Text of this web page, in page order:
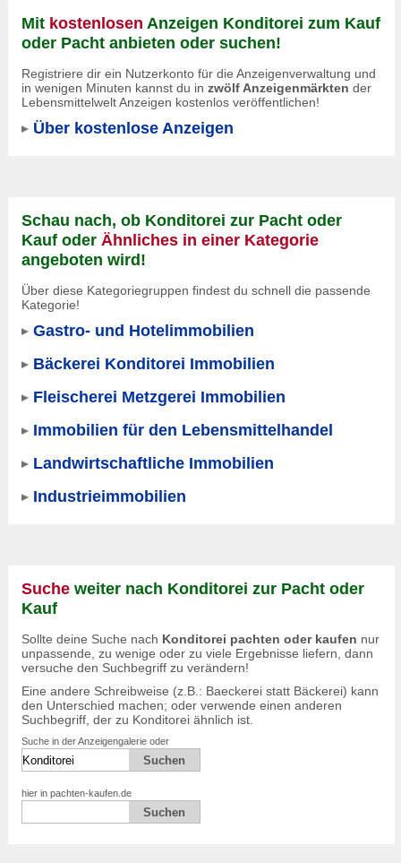
Mit kostenlosen Anzeigen Konditorei zum Kauf
oder Pacht anbieten oder suchen!
Registriere dir ein Nutzerkonto für die Anzeigenverwaltung und
in wenigen Minuten kannst du in zwölf Anzeigenmärkten der
Lebensmittelwelt Anzeigen kostenlos veröffentlichen!
Über kostenlose Anzeigen
Schau nach, ob Konditorei zur Pacht oder
Kauf oder Ähnliches in einer Kategorie
angeboten wird!
Über diese Kategoriegruppen findest du schnell die passende
Kategorie!
Gastro- und Hotelimmobilien
Bäckerei Konditorei Immobilien
Fleischerei Metzgerei Immobilien
Immobilien für den Lebensmittelhandel
Landwirtschaftliche Immobilien
Industrieimmobilien
Suche weiter nach Konditorei zur Pacht oder
Kauf
Sollte deine Suche nach Konditorei pachten oder kaufen nur
unpassende, zu wenige oder zu viele Ergebnisse liefern, dann
versuche den Suchbegriff zu verändern!
Eine andere Schreibweise (z.B.: Baeckerei statt Bäckerei) kann
den Unterschied machen; oder verwende einen anderen
Suchbegriff, der zu Konditorei ähnlich ist.
Suche in der Anzeigengalerie oder
hier in pachten-kaufen.de